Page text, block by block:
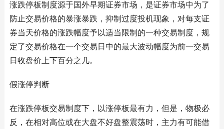
涨跌停板制度源于国外早期证券市场，是证券市场中为了
防止交易价格的暴涨暴跌，抑制过度投机现象，对每支证
券当天价格的涨跌幅度予以适当限制的一种交易制度，规
定了交易价格在一个交易日中的最大波动幅度为前一交易
日收盘价上下百分之几。
假涨停判断
在涨跌停板交易制度下，以涨停板最有力，但是，物极必
反，在相对高位或在大盘不好盘整震荡时，主力有可能借